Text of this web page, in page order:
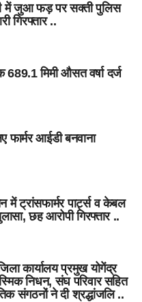
में जुआ फड़ पर सक्ती पुलिस
गिरफ्तार ..
मिमी औसत वर्षा दर्ज
फार्मर आईडी बनवाना
ट्रांसफार्मर पार्ट्स व केबल
छह आरोपी गिरफ्तार ..
कार्यालय प्रमुख योगेंद्र
निधन, संघ परिवार सहित
संगठनों ने दी श्रद्धांजलि ..